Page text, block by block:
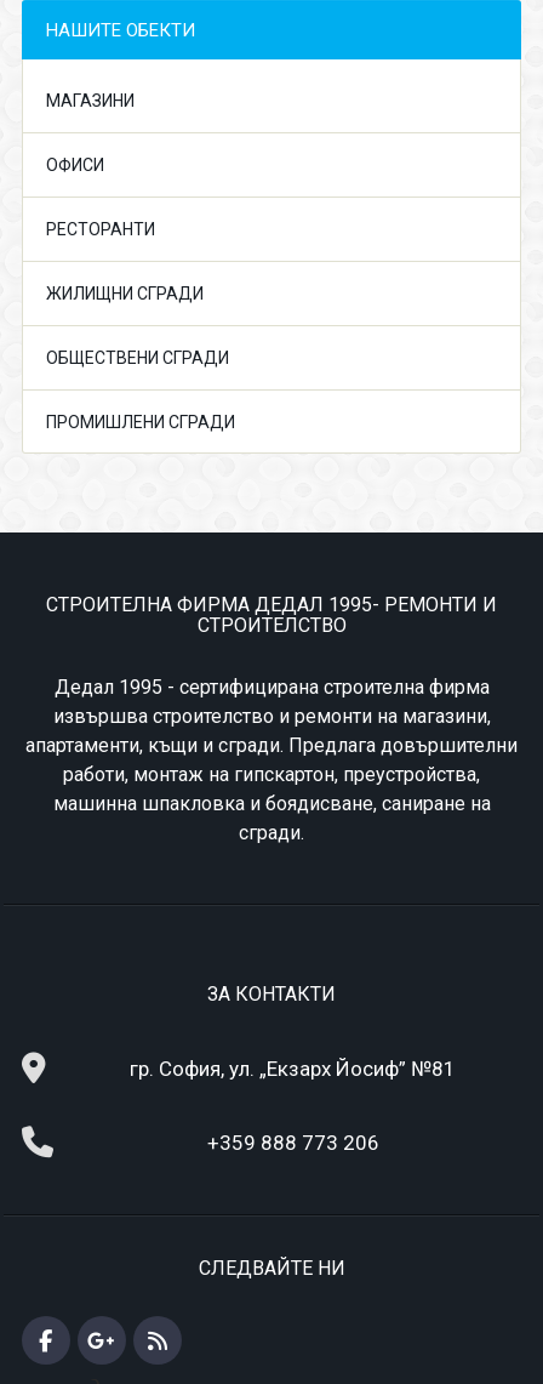
НАШИТЕ ОБЕКТИ
МАГАЗИНИ
ОФИСИ
РЕСТОРАНТИ
ЖИЛИЩНИ СГРАДИ
ОБЩЕСТВЕНИ СГРАДИ
ПРОМИШЛЕНИ СГРАДИ
СТРОИТЕЛНА ФИРМА ДЕДАЛ 1995- РЕМОНТИ И
СТРОИТЕЛСТВО
Дедал 1995 - сертифицирана строителна фирма
извършва строителство и ремонти на магазини,
апартаменти, къщи и сгради. Предлага довършителни
работи, монтаж на гипскартон, преустройства,
машинна шпакловка и боядисване, саниране на
сгради.
ЗА КОНТАКТИ
гр. София, ул. „Екзарх Йосиф” №81
+359 888 773 206
СЛЕДВАЙТЕ НИ